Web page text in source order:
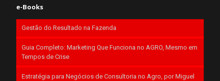
e-Books
Gestão do Resultado na Fazenda
Guia Completo: Marketing Que Funciona no AGRO, Mesmo em
Tempos de Crise
Estratégia para Negócios de Consultoria no Agro, por Miguel